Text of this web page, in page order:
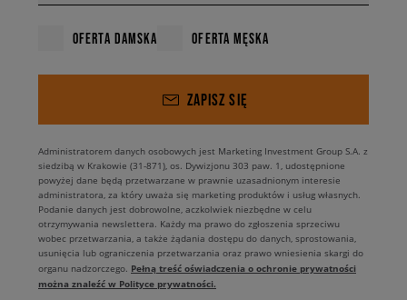
OFERTA DAMSKA OFERTA MĘSKA
ZAPISZ SIĘ
Administratorem danych osobowych jest Marketing Investment Group S.A. z
siedzibą w Krakowie (31-871), os. Dywizjonu 303 paw. 1, udostępnione
powyżej dane będą przetwarzane w prawnie uzasadnionym interesie
administratora, za który uważa się marketing produktów i usług własnych.
Podanie danych jest dobrowolne, aczkolwiek niezbędne w celu
otrzymywania newslettera. Każdy ma prawo do zgłoszenia sprzeciwu
wobec przetwarzania, a także żądania dostępu do danych, sprostowania,
usunięcia lub ograniczenia przetwarzania oraz prawo wniesienia skargi do
organu nadzorczego. Pełną treść oświadczenia o ochronie prywatności
można znaleźć w Polityce prywatności.